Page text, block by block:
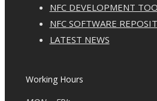
NFC DEVELOPMENT
NFC SOFTWARE
LATEST NEWS
Working Hours